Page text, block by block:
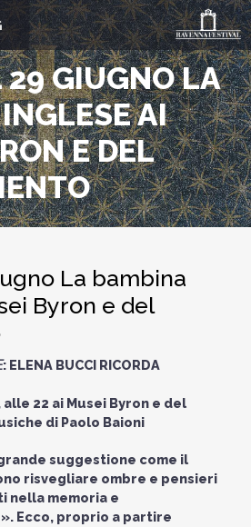
29 GIUGNO LA
AI
E DEL
La bambina
Byron e del
: ELENA BUCCI RICORDA
alle 22 ai Musei Byron e del
di Paolo Baioni
suggestione come il
risvegliare ombre e pensieri
nella memoria e
Ecco, proprio a partire